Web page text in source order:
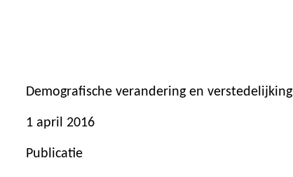
Demografische verandering en verstedelijking
1 april 2016
Publicatie